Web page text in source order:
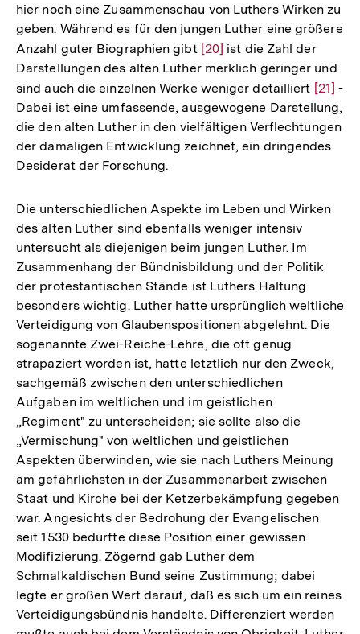
hier noch eine Zusammenschau von Luthers Wirken zu
geben. Während es für den jungen Luther eine größere
Anzahl guter Biographien gibt Zur
Auflösung
der
Fußnote
[20] ist die Zahl der
Darstellungen des alten Luther merklich geringer und
sind auch die einzelnen Werke weniger detailliert Zur
der
[21] -
Dabei ist eine umfassende, ausgewogene Darstellung,
die den alten Luther in den vielfältigen Verflechtungen
der damaligen Entwicklung zeichnet, ein dringendes
Desiderat der Forschung.
Die unterschiedlichen Aspekte im Leben und Wirken
des alten Luther sind ebenfalls weniger intensiv
untersucht als diejenigen beim jungen Luther. Im
Zusammenhang der Bündnisbildung und der Politik
der protestantischen Stände ist Luthers Haltung
besonders wichtig. Luther hatte ursprünglich weltliche
Verteidigung von Glaubenspositionen abgelehnt. Die
sogenannte Zwei-Reiche-Lehre, die oft genug
strapaziert worden ist, hatte letztlich nur den Zweck,
sachgemäß zwischen den unterschiedlichen
Aufgaben im weltlichen und im geistlichen
„Regiment" zu unterscheiden; sie sollte also die
„Vermischung" von weltlichen und geistlichen
Aspekten überwinden, wie sie nach Luthers Meinung
am gefährlichsten in der Zusammenarbeit zwischen
Staat und Kirche bei der Ketzerbekämpfung gegeben
war. Angesichts der Bedrohung der Evangelischen
seit 1530 bedurfte diese Position einer gewissen
Modifizierung. Zögernd gab Luther dem
Schmalkaldischen Bund seine Zustimmung; dabei
legte er großen Wert darauf, daß es sich um ein reines
Verteidigungsbündnis handelte. Differenziert werden
Zum